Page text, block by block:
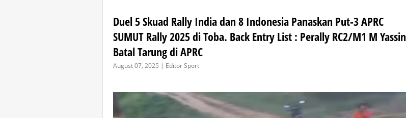
Duel 5 Skuad Rally India dan 8 Indonesia Panaskan Put-3 APRC
SUMUT Rally 2025 di Toba. Back Entry List : Perally RC2/M1 M Yassin
Batal Tarung di APRC
August 07, 2025 | Editor Sport